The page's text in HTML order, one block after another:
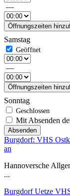
—
Öffnungszeiten
Samstag
—
Öffnungszeiten
Sonntag
Mit Absenden
Absenden
Burgdorf: VHS
an
Hannoversche
...
Burgdorf Uetze